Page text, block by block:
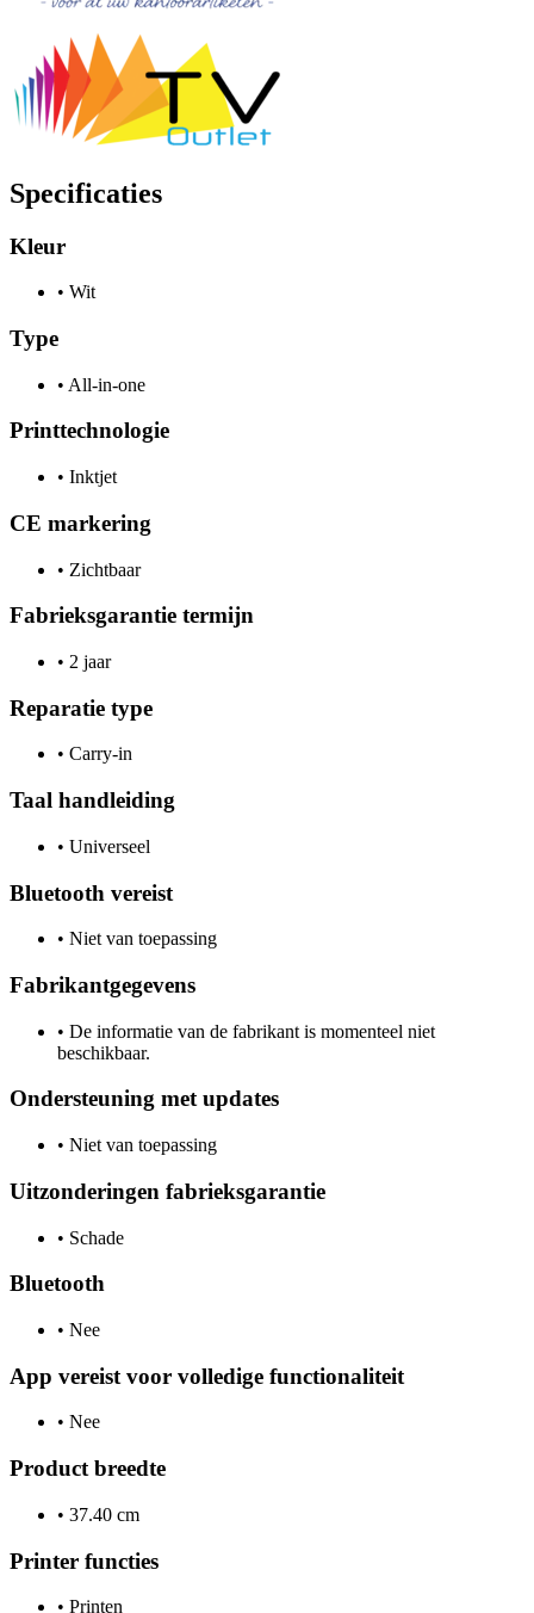
Specificaties
Kleur
• Wit
Type
• All-in-one
Printtechnologie
• Inktjet
CE markering
• Zichtbaar
Fabrieksgarantie termijn
• 2 jaar
Reparatie type
• Carry-in
Taal handleiding
• Universeel
Bluetooth vereist
• Niet van toepassing
Fabrikantgegevens
• De informatie van de fabrikant is momenteel niet
beschikbaar.
Ondersteuning met updates
• Niet van toepassing
Uitzonderingen fabrieksgarantie
• Schade
Bluetooth
• Nee
App vereist voor volledige functionaliteit
• Nee
Product breedte
• 37.40 cm
Printer functies
• Printen